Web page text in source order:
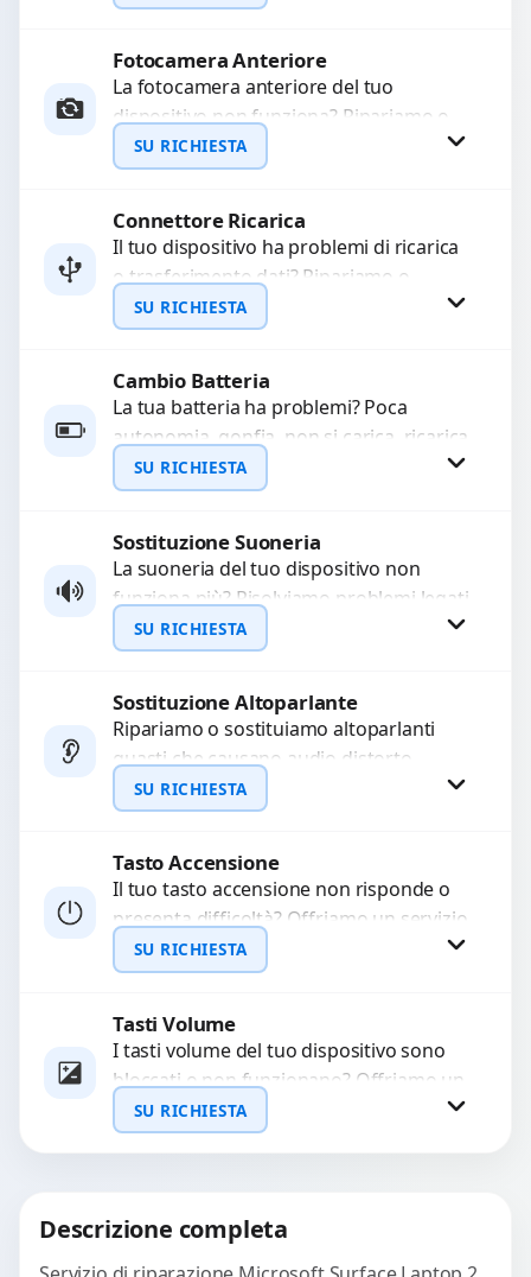
immagini sfocate, messa a fuoco non
Richiedi Preventivo
WhatsApp
Fotocamera Anteriore
La fotocamera anteriore del tuo
dispositivo non funziona? Ripariamo o
sostituiamo fotocamere guaste con
problemi come immagini sfocate, messa
SU RICHIESTA
Richiedi Preventivo
WhatsApp
Connettore Ricarica
Il tuo dispositivo ha problemi di ricarica
o trasferimento dati? Ripariamo o
sostituiamo connettori di ricarica guasti,
rotti, allentati, danneggiati,...
SU RICHIESTA
Richiedi Preventivo
WhatsApp
Cambio Batteria
La tua batteria ha problemi? Poca
autonomia, gonfia, non si carica, ricarica
lenta o cicli di ricarica esauriti?
Sostituiamo la...
SU RICHIESTA
Richiedi Preventivo
WhatsApp
Sostituzione Suoneria
La suoneria del tuo dispositivo non
funziona più? Risolviamo problemi legati
a moduli audio difettosi con interventi
precisi e componenti...
SU RICHIESTA
Richiedi Preventivo
WhatsApp
Sostituzione Altoparlante
Ripariamo o sostituiamo altoparlanti
guasti che causano audio distorto,
basso o assente. Utilizziamo ricambi di
alta qualità garantiti per 3...
SU RICHIESTA
Richiedi Preventivo
WhatsApp
Tasto Accensione
Il tuo tasto accensione non risponde o
presenta difficoltà? Offriamo un servizio
professionale di riparazione o
sostituzione utilizzando componenti di...
SU RICHIESTA
Richiedi Preventivo
WhatsApp
Tasti Volume
I tasti volume del tuo dispositivo sono
bloccati o non funzionano? Offriamo un
servizio di riparazione o sostituzione
con ricambi...
SU RICHIESTA
Descrizione completa